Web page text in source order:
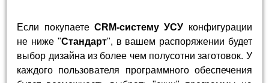
Если покупаете CRM-систему УСУ конфигурации
не ниже "Стандарт", в вашем распоряжении будет
выбор дизайна из более чем полусотни заготовок. У
каждого пользователя программного обеспечения